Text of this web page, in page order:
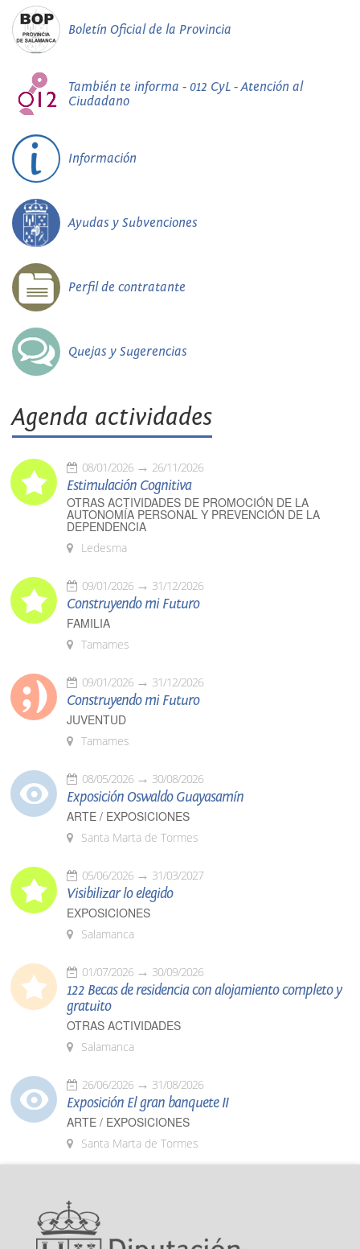
Boletín Oficial de la Provincia
También te informa - 012 CyL - Atención al
Ciudadano
Información
Ayudas y Subvenciones
Perfil de contratante
Quejas y Sugerencias
Agenda actividades
08/01/2026 26/11/2026
Estimulación Cognitiva
OTRAS ACTIVIDADES DE PROMOCIÓN DE LA
AUTONOMÍA PERSONAL Y PREVENCIÓN DE LA
DEPENDENCIA
Ledesma
09/01/2026 31/12/2026
Construyendo mi Futuro
FAMILIA
Tamames
09/01/2026 31/12/2026
Construyendo mi Futuro
JUVENTUD
Tamames
08/05/2026 30/08/2026
Exposición Oswaldo Guayasamín
ARTE / EXPOSICIONES
Santa Marta de Tormes
05/06/2026 31/03/2027
Visibilizar lo elegido
EXPOSICIONES
Salamanca
01/07/2026 30/09/2026
122 Becas de residencia con alojamiento completo y
gratuito
OTRAS ACTIVIDADES
Salamanca
26/06/2026 31/08/2026
Exposición El gran banquete II
ARTE / EXPOSICIONES
Santa Marta de Tormes